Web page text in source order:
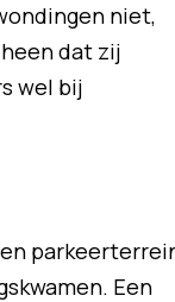
niet,
dat zij
wel bij
Een